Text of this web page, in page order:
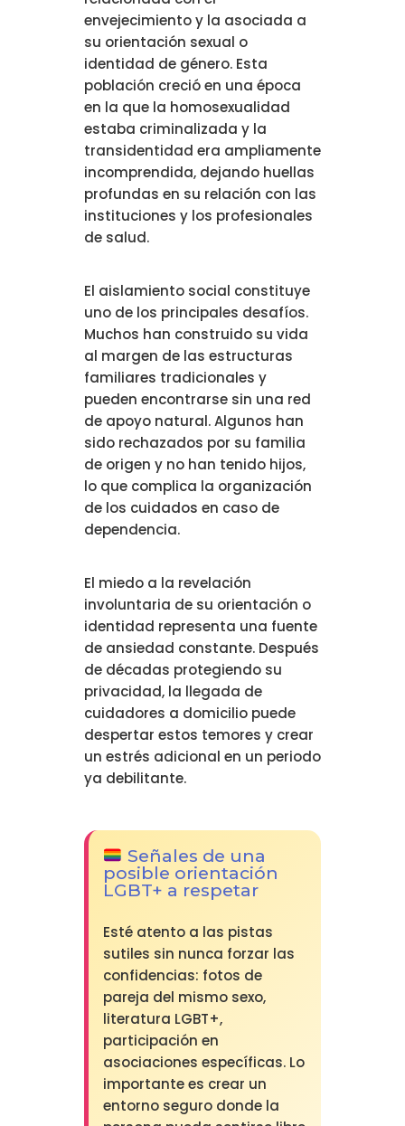
envejecimiento y la asociada a
su orientación sexual o
identidad de género. Esta
población creció en una época
en la que la homosexualidad
estaba criminalizada y la
transidentidad era ampliamente
incomprendida, dejando huellas
profundas en su relación con las
instituciones y los profesionales
de salud.
El aislamiento social constituye
uno de los principales desafíos.
Muchos han construido su vida
al margen de las estructuras
familiares tradicionales y
pueden encontrarse sin una red
de apoyo natural. Algunos han
sido rechazados por su familia
de origen y no han tenido hijos,
lo que complica la organización
de los cuidados en caso de
dependencia.
El miedo a la revelación
involuntaria de su orientación o
identidad representa una fuente
de ansiedad constante. Después
de décadas protegiendo su
privacidad, la llegada de
cuidadores a domicilio puede
despertar estos temores y crear
un estrés adicional en un periodo
ya debilitante.
Señales de una
posible orientación
LGBT+ a respetar
Esté atento a las pistas
sutiles sin nunca forzar las
confidencias: fotos de
pareja del mismo sexo,
literatura LGBT+,
participación en
asociaciones específicas. Lo
importante es crear un
entorno seguro donde la